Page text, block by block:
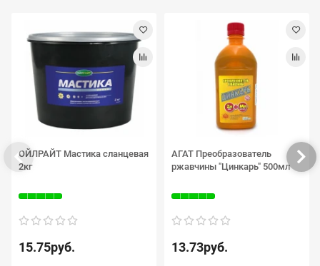
ОЙЛРАЙТ Мастика сланцевая
2кг
15.75руб.
АГАТ Преобразователь
ржавчины "Цинкарь" 500мл
13.73руб.